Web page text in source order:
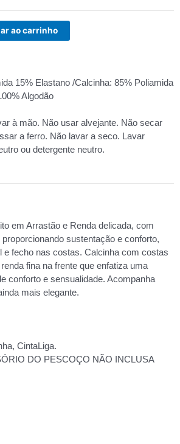
ao carrinho
15% Elastano /Calcinha: 85% Poliamida
Algodão
à mão. Não usar alvejante. Não secar
a ferro. Não lavar a seco. Lavar
ou detergente neutro.
em Arrastão e Renda delicada, com
sustentação e conforto,
e fecho nas costas. Calcinha com costas
fina na frente que enfatiza uma
conforto e sensualidade. Acompanha
mais elegante.
CintaLiga.
DO PESCOÇO NÃO INCLUSA